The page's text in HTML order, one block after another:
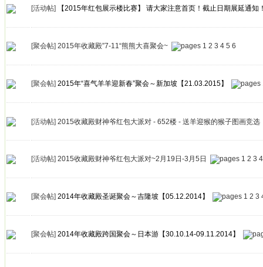
[活动帖] 【2015年红包展示楼比赛】 请大家注意首页！截止日期展延通知
[聚会帖] 2015年收藏殿”7-11“熊熊大喜聚会~ 1 2 3 4 5 6
[聚会帖] 2015年“喜气羊羊迎新春”聚会～新加坡【21.03.2015】
[活动帖] 2015收藏殿财神爷红包大派对 - 652楼 - 送羊迎猴的猴子图画竞选
[活动帖] 2015收藏殿财神爷红包大派对~2月19日-3月5日 1 2 3 4
[聚会帖] 2014年收藏殿圣诞聚会～吉隆坡【05.12.2014】 1 2 3
[聚会帖] 2014年收藏殿跨国聚会～日本游【30.10.14-09.11.2014】